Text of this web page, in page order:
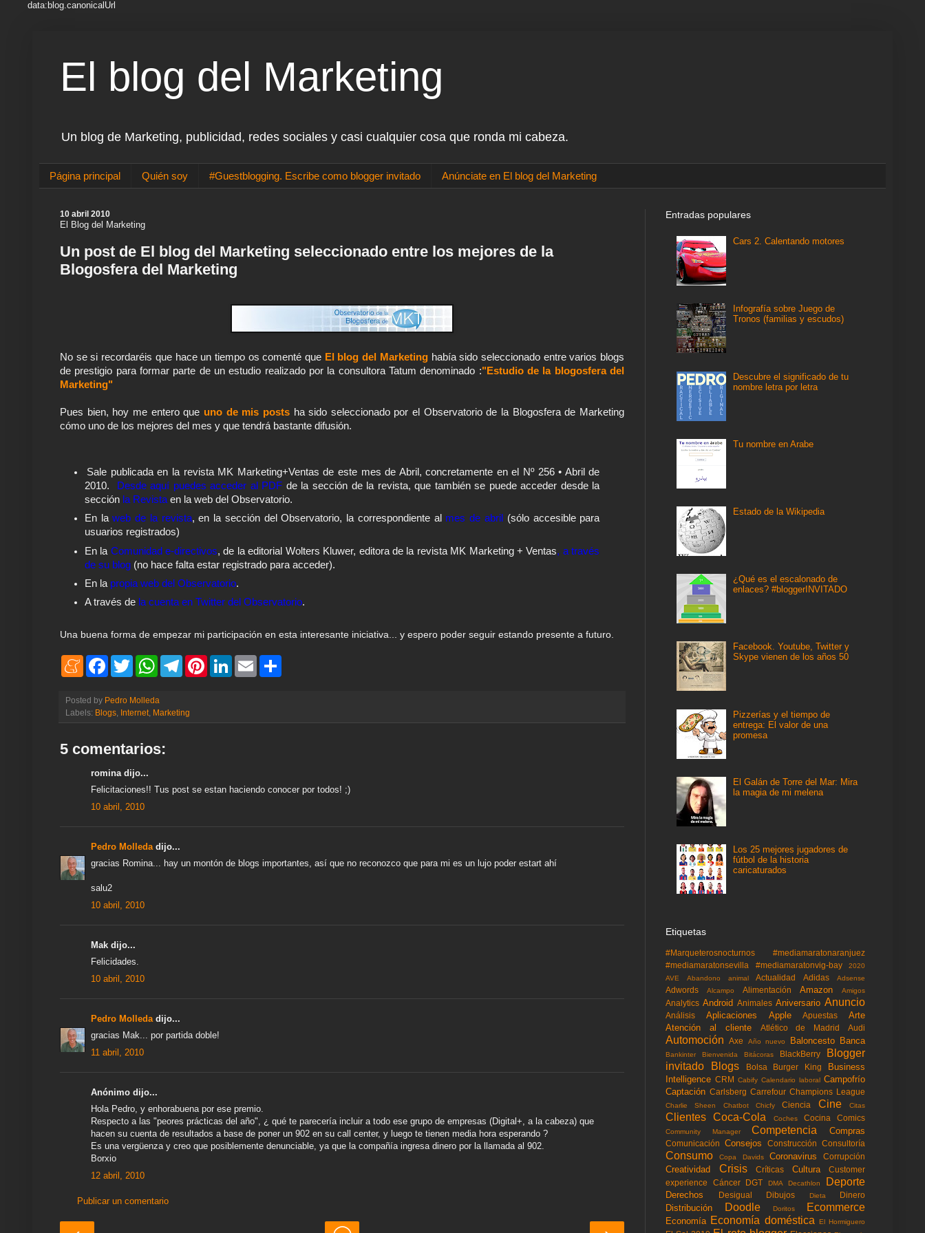
data:blog.canonicalUrl
El blog del Marketing
Un blog de Marketing, publicidad, redes sociales y casi cualquier cosa que ronda mi cabeza.
Página principal Quién soy #Guestblogging. Escribe como blogger invitado Anúnciate en El blog del Marketing
10 abril 2010
El Blog del Marketing
Un post de El blog del Marketing seleccionado entre los mejores de la
Blogosfera del Marketing
No se si recordaréis que hace un tiempo os comenté que El blog del Marketinghabía sido seleccionado entre varios blogs
de prestigio para formar parte de un estudio realizado por la consultora Tatum denominado :"Estudio de la blogosfera del
Marketing"
Pues bien, hoy me entero que uno de mis postsha sido seleccionado por el Observatorio de la Blogosfera de Marketing
cómo uno de los mejores del mes y que tendrá bastante difusión.
Sale publicada en la revista MK Marketing+Ventas de este mes de Abril, concretamente en el Nº 256 • Abril de
2010.
Desde aquí puedes acceder al PDF de la sección de la revista, que también se puede acceder desde la
sección la Revistaen la web del Observatorio.
En laweb de la revista, en la sección del Observatorio, la correspondiente al mes de abril
(sólo accesible para
usuarios registrados)
En la Comunidad e-directivos, de la editorial Wolters Kluwer, editora de la revista MK Marketing + Ventas, a través
de su blog(no hace falta estar registrado para acceder).
En la propia web del Observatorio.
A través de la cuenta en Twitter del Observatorio.
Una buena forma de empezar mi participación en esta interesante iniciativa... y espero poder seguir estando presente a futuro.
M
a
m
e
F
b
o
o
T
w
t
e
r
W
s
A
p
T
r
a
P
e
L
I
E
Posted by Pedro Molleda
Labels: Blogs Internet Marketing
5 comentarios:
romina dijo...
Felicitaciones!! Tus post se estan haciendo conocer por todos! ;)
10 abril, 2010
Pedro Molleda dijo...
gracias Romina... hay un montón de blogs importantes, así que no reconozco que para mi es un lujo poder estart ahí
salu2
10 abril, 2010
Mak dijo...
Felicidades.
10 abril, 2010
Pedro Molleda dijo...
gracias Mak... por partida doble!
11 abril, 2010
Anónimo dijo...
Hola Pedro, y enhorabuena por ese premio.
Respecto a las "peores prácticas del año", ¿ qué te parecería incluir a todo ese grupo de empresas (Digital+, a la cabeza) que
hacen su cuenta de resultados a base de poner un 902 en su call center, y luego te tienen media hora esperando ?
Es una vergüenza y creo que posiblemente denunciable, ya que la compañía ingresa dinero por la llamada al 902.
Borxio
12 abril, 2010
Publicar un comentario
Entradas populares
Cars 2. Calentando motores
Infografía sobre Juego de
Tronos (familias y escudos)
Descubre el significado de tu
nombre letra por letra
Tu nombre en Arabe
Estado de la Wikipedia
¿Qué es el escalonado de
enlaces? #bloggerINVITADO
Facebook. Youtube, Twitter y
Skype vienen de los años 50
Pizzerías y el tiempo de
entrega: El valor de una
promesa
El Galán de Torre del Mar: Mira
la magia de mi melena
Los 25 mejores jugadores de
fútbol de la historia
caricaturados
Etiquetas
#Marqueterosnocturnos
#mediamaratonaranjuez
#mediamaratonsevilla
#mediamaratonvig-bay
2020
AVE
Abandono animal Actualidad Adidas Adsense
Adwords Alcampo Alimentación Amazon Amigos
Analytics Android Animales Aniversario Anuncio
Análisis Aplicaciones Apple Apuestas
Arte
Atención al cliente
Atlético de Madrid Audi
Automoción Axe Año nuevo Baloncesto Banca
Bankinter Bienvenida Bitácoras BlackBerry
Blogger
invitado
Blogs Bolsa Burger King
Business
Intelligence CRM Cabify Calendario laboral Campofrío
Captación Carlsberg Carrefour Champions League
Charlie Sheen Chatbot Chicfy Ciencia Cine Citas
Clientes Coca-Cola Coches Cocina Comics
Community Manager Competencia Compras
Comunicación Consejos Construcción Consultoría
Consumo Copa Davids Coronavirus Corrupción
Creatividad Crisis Críticas Cultura
Customer
experience
Cáncer DGT DMA Decathlon Deporte
Derechos Desigual Dibujos Dieta Dinero
Distribución Doodle Doritos Ecommerce
Economía Economía doméstica El Hormiguero